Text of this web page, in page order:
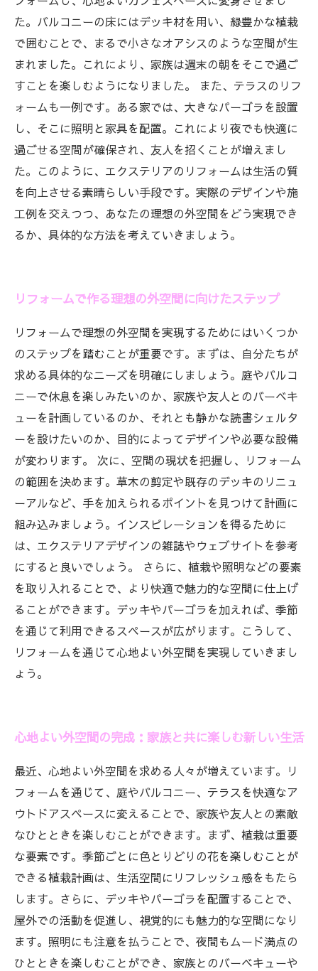
た。バルコニーの床にはデッキ材を用い、緑豊かな植栽
で囲むことで、まるで小さなオアシスのような空間が生
まれました。これにより、家族は週末の朝をそこで過ご
すことを楽しむようになりました。 また、テラスのリフ
ォームも一例です。ある家では、大きなパーゴラを設置
し、そこに照明と家具を配置。これにより夜でも快適に
過ごせる空間が確保され、友人を招くことが増えまし
た。このように、エクステリアのリフォームは生活の質
を向上させる素晴らしい手段です。実際のデザインや施
工例を交えつつ、あなたの理想の外空間をどう実現でき
るか、具体的な方法を考えていきましょう。
リフォームで作る理想の外空間に向けたステップ
リフォームで理想の外空間を実現するためにはいくつか
のステップを踏むことが重要です。まずは、自分たちが
求める具体的なニーズを明確にしましょう。庭やバルコ
ニーで休息を楽しみたいのか、家族や友人とのバーベキ
ューを計画しているのか、それとも静かな読書シェルタ
ーを設けたいのか、目的によってデザインや必要な設備
が変わります。 次に、空間の現状を把握し、リフォーム
の範囲を決めます。草木の剪定や既存のデッキのリニュ
ーアルなど、手を加えられるポイントを見つけて計画に
組み込みましょう。インスピレーションを得るために
は、エクステリアデザインの雑誌やウェブサイトを参考
にすると良いでしょう。 さらに、植栽や照明などの要素
を取り入れることで、より快適で魅力的な空間に仕上げ
ることができます。デッキやパーゴラを加えれば、季節
を通じて利用できるスペースが広がります。こうして、
リフォームを通じて心地よい外空間を実現していきまし
ょう。
心地よい外空間の完成：家族と共に楽しむ新しい生活
最近、心地よい外空間を求める人々が増えています。リ
フォームを通じて、庭やバルコニー、テラスを快適なア
ウトドアスペースに変えることで、家族や友人との素敵
なひとときを楽しむことができます。まず、植栽は重要
な要素です。季節ごとに色とりどりの花を楽しむことが
できる植栽計画は、生活空間にリフレッシュ感をもたら
します。さらに、デッキやパーゴラを配置することで、
屋外での活動を促進し、視覚的にも魅力的な空間になり
ます。照明にも注意を払うことで、夜間もムード満点の
ひとときを楽しむことができ、家族とのバーベキューや